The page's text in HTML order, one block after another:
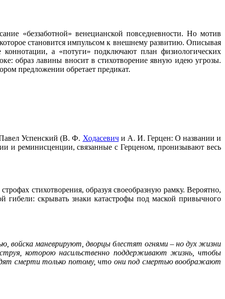
«беззаботной» венецианской повседневности. Но мотив
становится импульсом к внешнему развитию. Описывая
а «потуги» подключают план физиологических
образ лавины вносит в стихотворение явную идею угрозы.
предложении обретает предикат.
Успенский (В. Ф. Ходасевичи А. И. Герцен: О названии и
и реминисценции, связанные с Герценом, пронизывают весь
стихотворения, образуя своеобразную рамку. Вероятно,
гибели: скрывать знаки катастрофы под маской привычного
войска маневрируют, дворцы блестят огнями – но дух жизни
которою насильственно поддерживают жизнь, чтобы
смерти только потому, что они под смертью воображают